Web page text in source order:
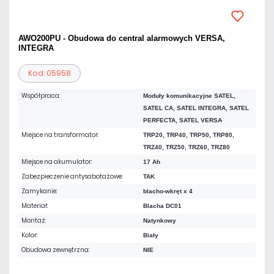
AWO200PU - Obudowa do central alarmowych VERSA,
INTEGRA
Kod: 05958
Współpraca:
Moduły komunikacyjne SATEL,
SATEL CA, SATEL INTEGRA, SATEL
PERFECTA, SATEL VERSA
Miejsce na transformator:
TRP20, TRP40, TRP50, TRP80,
TRZ40, TRZ50, TRZ60, TRZ80
Miejsce na akumulator: 17 Ah
Zabezpieczenie antysabotażowe: TAK
Zamykanie: blacho-wkręt x 4
Materiał: Blacha DC01
Montaż: Natynkowy
Kolor: Biały
Obudowa zewnętrzna: NIE